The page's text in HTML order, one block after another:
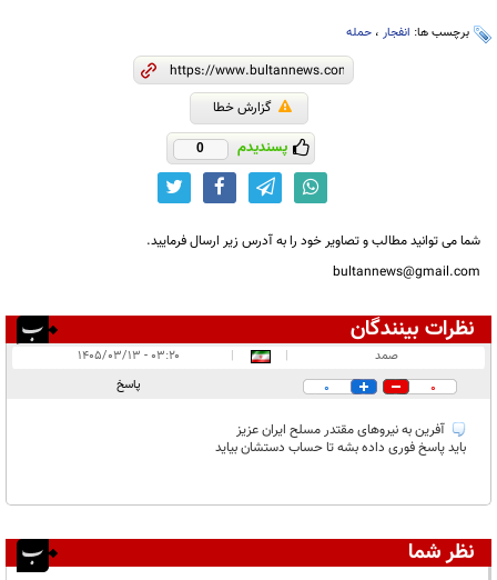
برچسب ها: انفجار ، حمله
گزارش خطا
پسندیدم 0
شما می توانید مطالب و تصاویر خود را به آدرس زیر ارسال فرمایید.
bultannews@gmail.com
نظرات بینندگان
در انتظار بررسی:
صمد |
|
۰۳:۲۰ - ۱۴۰۵/۰۳/۱۳
0
0 پاسخ
آفرین به نیروهای مقتدر مسلح ایران عزیز
باید پاسخ فوری داده بشه تا حساب دستشان بیاید
نظر شما